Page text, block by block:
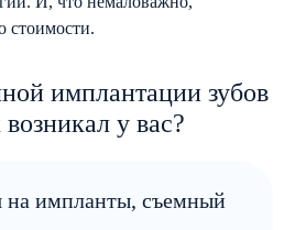
стоимости.
имплантации зубов
у вас?
на импланты, съемный